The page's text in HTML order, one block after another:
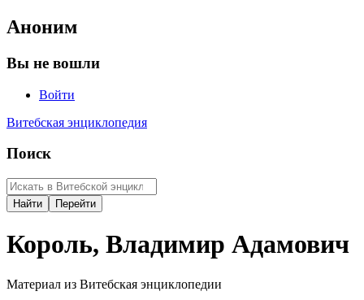
Аноним
Вы не вошли
Войти
Витебская энциклопедия
Поиск
Король, Владимир Адамович
Материал из Витебская энциклопедии